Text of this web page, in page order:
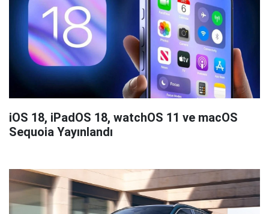
iOS 18, iPadOS 18, watchOS 11 ve macOS
Sequoia Yayınlandı